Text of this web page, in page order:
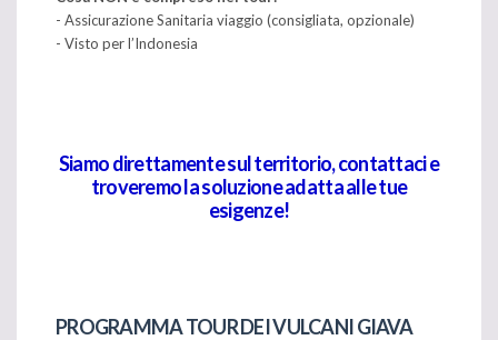
- Assicurazione Sanitaria viaggio (consigliata, opzionale)
- Visto per l’Indonesia
Siamo direttamente sul territorio, contattaci e
troveremo la soluzione adatta alle tue
esigenze!
PROGRAMMA TOUR DEI VULCANI GIAVA